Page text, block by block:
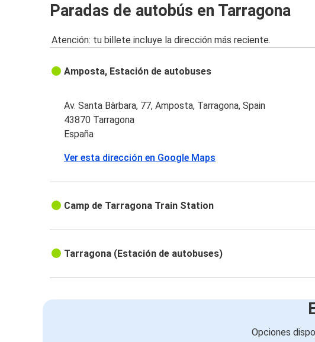
Paradas de autobús en Tarragona
Atención: tu billete incluye la dirección más reciente.
Amposta, Estación de autobuses
Av. Santa Bàrbara, 77, Amposta, Tarragona, Spain
43870 Tarragona
España
Ver esta dirección en Google Maps
Camp de Tarragona Train Station
Tarragona (Estación de autobuses)
Opciones